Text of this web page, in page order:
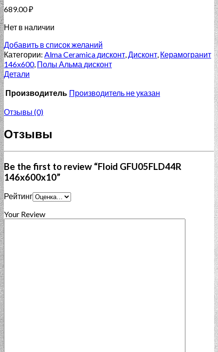
689.00₽
Нет в наличии
Добавить в список желаний
Категории: Alma Ceramica дисконт,Дисконт, Керамогранит
146x600, Полы Альма дисконт
Детали
Производитель Производитель не указан
Отзывы (0)
Отзывы
Be the first to review “Floid GFU05FLD44R
146x600x10”
Рейтинг
Your Review